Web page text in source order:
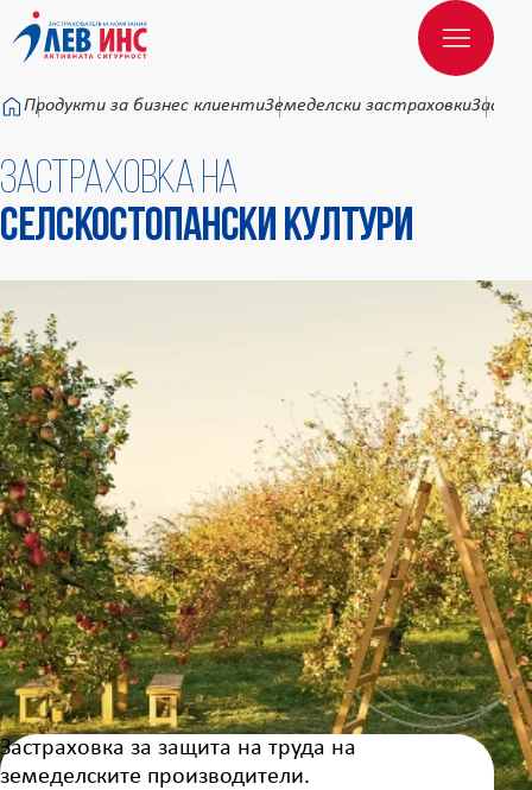
Към основното съдържание
Продукти за бизнес клиентиЗемеделски застраховки
Застраховка на
Селскостопански култури
Застраховка за защита на труда на
земеделските производители.